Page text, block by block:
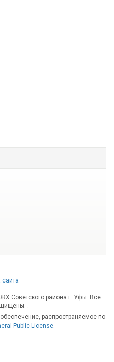
сайта
Советского района г. Уфы. Все
.
распространяемое по
Public License.